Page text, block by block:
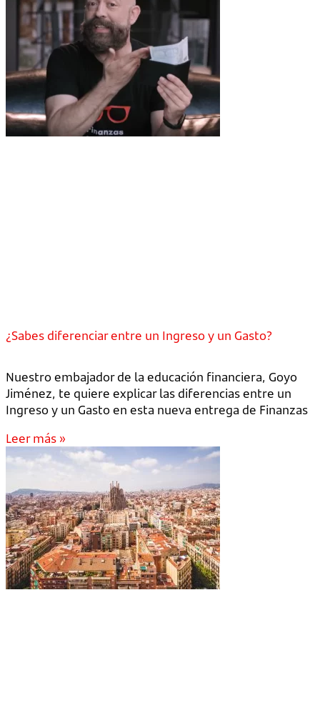
¿Sabes diferenciar entre un Ingreso y un Gasto?
Nuestro embajador de la educación financiera, Goyo
Jiménez, te quiere explicar las diferencias entre un
Ingreso y un Gasto en esta nueva entrega de Finanzas
Leer más »